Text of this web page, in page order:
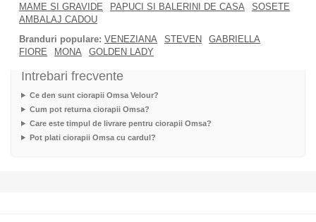
MAME SI GRAVIDE
PAPUCI SI BALERINI DE CASA
SOSETE
AMBALAJ CADOU
Branduri populare: VENEZIANA STEVEN
GABRIELLA
FIORE
MONA GOLDEN LADY
Intrebari frecvente
Ce den sunt ciorapii Omsa Velour?
Cum pot returna ciorapii Omsa?
Care este timpul de livrare pentru ciorapii Omsa?
Pot plati ciorapii Omsa cu cardul?